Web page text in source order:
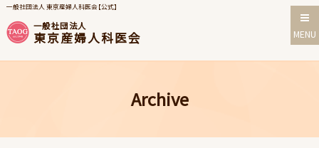
一般社団法人 東京産婦人科医会【公式】
一般社団法人
東京産婦人科医会 MENU
Archive